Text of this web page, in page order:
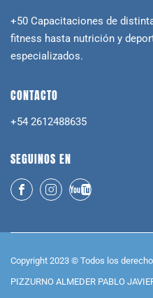
+50 Capacitaciones de
fitness hasta nutrición y
especializados.
CONTACTO
+54 2612488635
SEGUINOS EN
Copyright 2023 © Todos los
PIZZURNO ALMEDER PABLO